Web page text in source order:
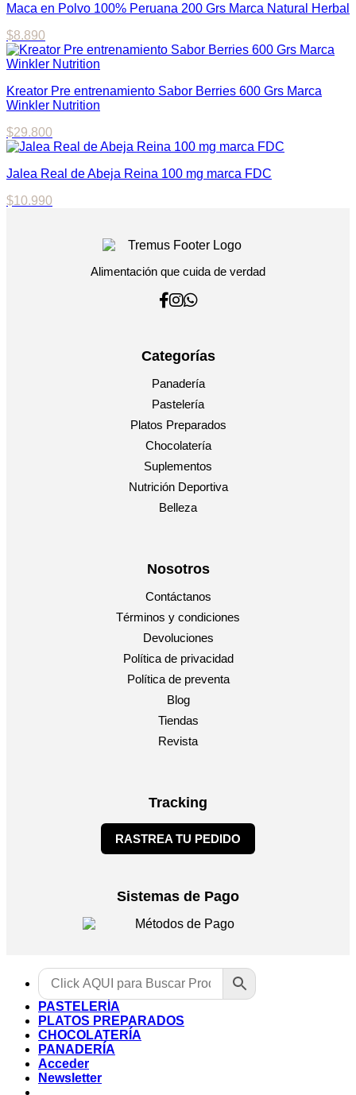
Maca en Polvo 100% Peruana 200 Grs Marca Natural Herbal
$8.890
Kreator Pre entrenamiento Sabor Berries 600 Grs Marca
Winkler Nutrition
$29.800
Jalea Real de Abeja Reina 100 mg marca FDC
$10.990
Alimentación que cuida de verdad
Categorías
Panadería
Pastelería
Platos Preparados
Chocolatería
Suplementos
Nutrición Deportiva
Belleza
Nosotros
Contáctanos
Términos y condiciones
Devoluciones
Política de privacidad
Política de preventa
Blog
Tiendas
Revista
Tracking
RASTREA TU PEDIDO
Sistemas de Pago
PASTELERÍA
PLATOS PREPARADOS
CHOCOLATERÍA
PANADERÍA
Acceder
Newsletter